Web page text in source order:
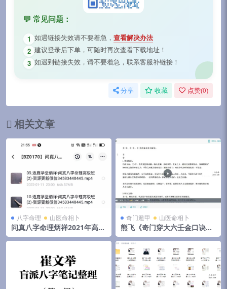
💬 常见问题：
1 如遇链接失效请不要着急， 查看解决办法
2 建议登录后下单，可随时再次查看下载地址！
3 如遇到链接失效，请不要着急，联系客服补链接！
分享 收藏 点赞(0)
相关文章
八字命理 山医命相卜
问真八字命理炳祥2021年高级
班20集
奇门遁甲 山医命相卜
熊飞《奇门穿大六壬金口诀》
高端班81集